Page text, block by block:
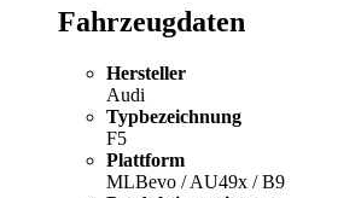
Fahrzeugdaten
Hersteller
Audi
Typbezeichnung
F5
Plattform
MLBevo / AU49x / B9